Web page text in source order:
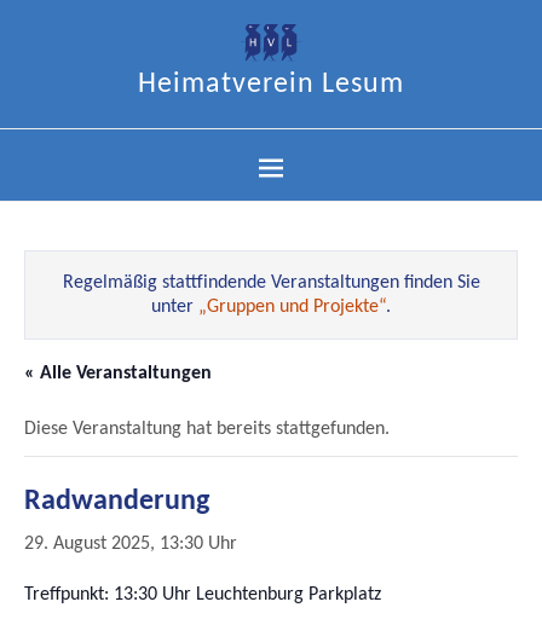
Heimatverein Lesum
Regelmäßig stattfindende Veranstaltungen finden Sie
unter „Gruppen und Projekte“.
« Alle Veranstaltungen
Diese Veranstaltung hat bereits stattgefunden.
Radwanderung
29. August 2025, 13:30 Uhr
Treffpunkt: 13:30 Uhr Leuchtenburg Parkplatz